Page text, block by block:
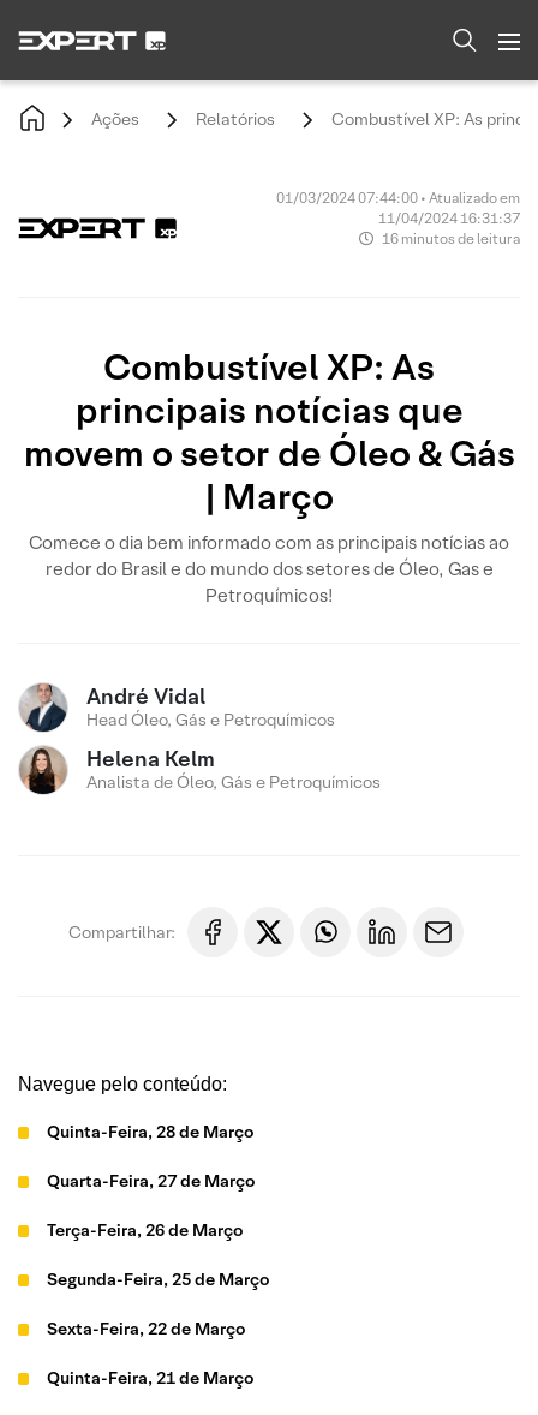
Ações Relatórios Combustível XP: As
01/03/2024 07:44:00 • Atualizado em
11/04/2024 16:31:37
16 minutos de leitura
Combustível XP: As
principais notícias que
movem o setor de Óleo & Gás
| Março
Comece o dia bem informado com as principais notícias ao
redor do Brasil e do mundo dos setores de Óleo, Gas e
Petroquímicos!
André Vidal
Head Óleo, Gás e Petroquímicos
Helena Kelm
Analista de Óleo, Gás e Petroquímicos
Compartilhar:
Navegue pelo conteúdo:
Quinta-Feira, 28 de Março
Quarta-Feira, 27 de Março
Terça-Feira, 26 de Março
Segunda-Feira, 25 de Março
Sexta-Feira, 22 de Março
Quinta-Feira, 21 de Março